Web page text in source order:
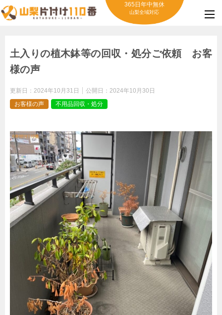
365日年中無休
山梨全域対応
土入りの植木鉢等の回収・処分ご依頼 お客
様の声
更新日： 2024年10月31日 公開日： 2024年10月30日
お客様の声
不用品回収・処分